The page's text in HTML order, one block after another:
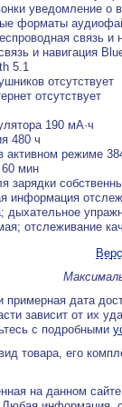
уведомление о
форматы
связь и
и навигация
5.1
отсутствует
отсутствует
190 мА·ч
480 ч
активном режиме
60 мин
зарядки
информация
дыхательное
отслеживание
примерная дата
зависит от их
с подробными
товара, его
на данном